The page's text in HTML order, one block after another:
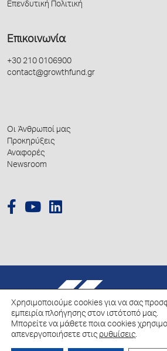
Επενδυτική Πολιτική
Επικοινωνία
+30 210 0106900
contact@growthfund.gr
Οι Άνθρωποί μας
Προκηρύξεις
Αναφορές
Newsroom
Πολιτική για την επεξεργασία των Δεδομένων
Πολιτική Cookies
Χρησιμοποιούμε cookies για να σας
εμπειρία πλοήγησης στον ιστότοπό μας.
Μπορείτε να μάθετε ποια cookies
απενεργοποιήσετε στις ρυθμίσεις.